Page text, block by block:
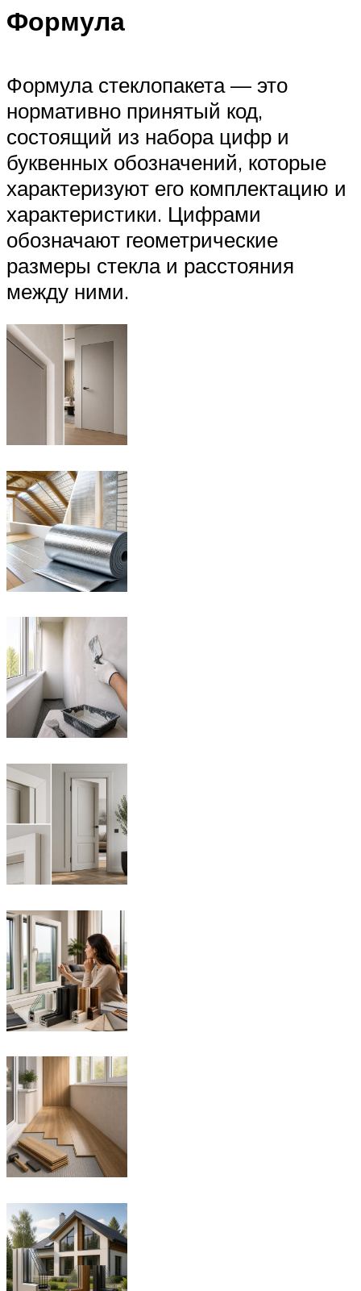
Формула
Формула стеклопакета — это
нормативно принятый код,
состоящий из набора цифр и
буквенных обозначений, которые
характеризуют его комплектацию и
характеристики. Цифрами
обозначают геометрические
размеры стекла и расстояния
между ними.